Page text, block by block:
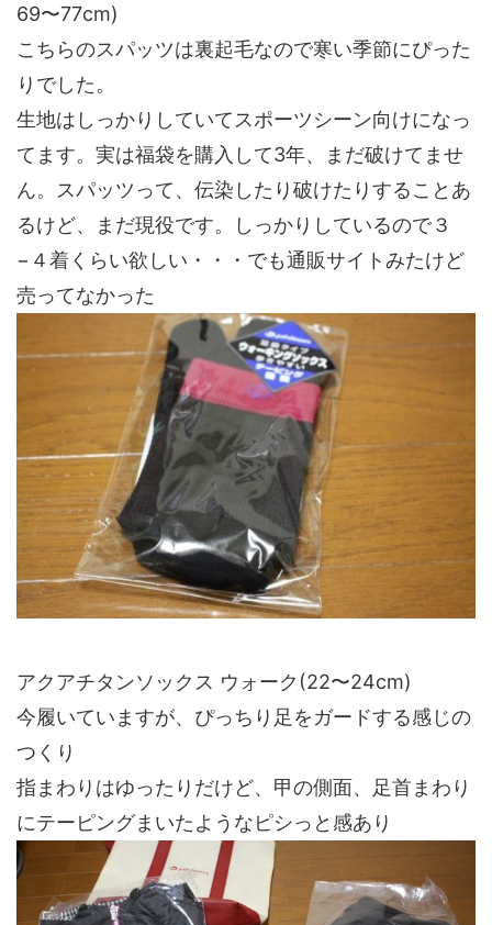
69〜77cm)
こちらのスパッツは裏起毛なので寒い季節にぴった
りでした。
生地はしっかりしていてスポーツシーン向けになっ
てます。実は福袋を購入して3年、まだ破けてませ
ん。スパッツって、伝染したり破けたりすることあ
るけど、まだ現役です。しっかりしているので３
−４着くらい欲しい・・・でも通販サイトみたけど
売ってなかった
アクアチタンソックス ウォーク(22〜24cm)
今履いていますが、ぴっちり足をガードする感じの
つくり
指まわりはゆったりだけど、甲の側面、足首まわり
にテーピングまいたようなピシっと感あり